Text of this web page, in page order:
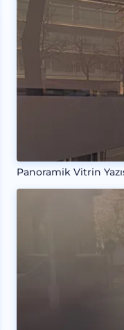
Panoramik Vitrin